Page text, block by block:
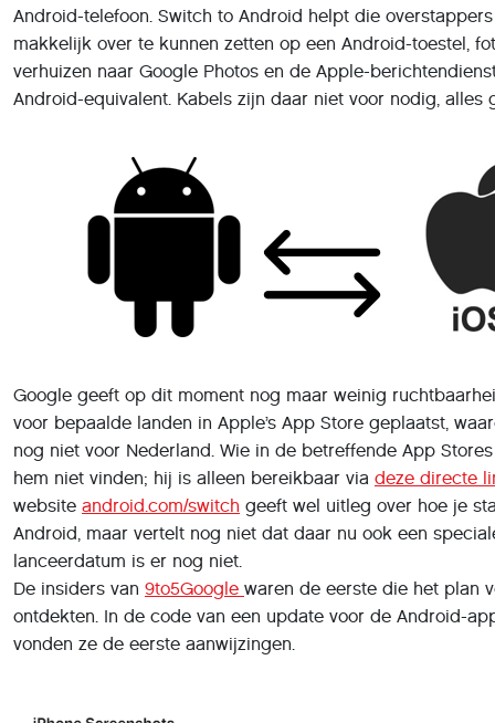
Android-telefoon. Switch to Android helpt die
makkelijk over te kunnen zetten op een Android-toestel,
verhuizen naar Google Photos en de Apple-
Android-equivalent. Kabels zijn daar niet voor nodig, alles
Google geeft op dit moment nog maar weinig
voor bepaalde landen in Apple’s App Store geplaatst,
nog niet voor Nederland. Wie in de betreffende App
hem niet vinden; hij is alleen bereikbaar via deze directe
website android.com/switch geeft wel uitleg over hoe je
Android, maar vertelt nog niet dat daar nu ook een
lanceerdatum is er nog niet.
De insiders van 9to5Google waren de eerste die het plan
ontdekten. In de code van een update voor de Android-
vonden ze de eerste aanwijzingen.